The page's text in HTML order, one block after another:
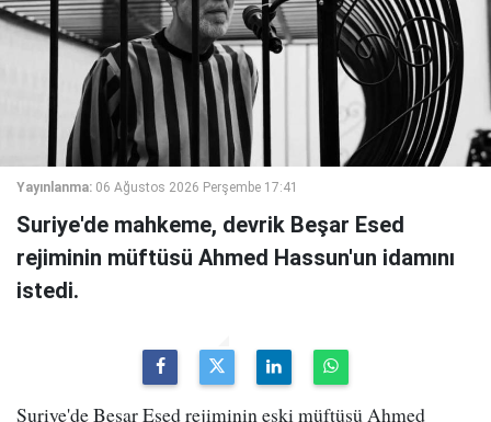
Yayınlanma: 06 Ağustos 2026 Perşembe 17:41
Suriye'de mahkeme, devrik Beşar Esed
rejiminin müftüsü Ahmed Hassun'un idamını
istedi.
Suriye'de Beşar Esed rejiminin eski müftüsü Ahmed